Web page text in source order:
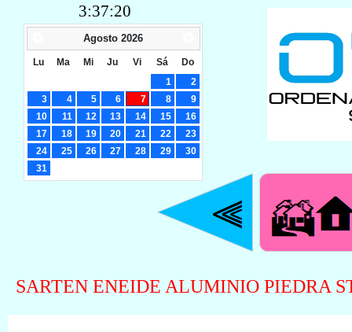
SARTEN ENEIDE ALUMINIO PIEDRA
3:37:20
Agosto 2026
Lu Ma Mi Ju Vi Sá
Do
1
2
3
4 5 6 7 8
9
10
11 12 13 14 15
16
17
18 19 20 21 22
23
24
25 26 27 28 29
30
31